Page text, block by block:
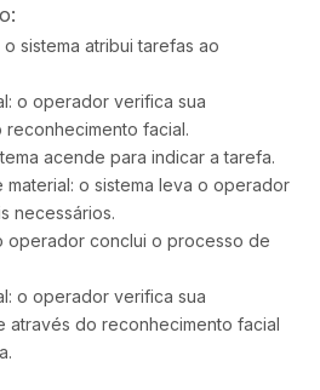
sistema atribui tarefas ao
o operador verifica sua
facial.
acende para indicar a tarefa.
o sistema leva o operador
necessários.
operador conclui o processo de
o operador verifica sua
através do reconhecimento facial